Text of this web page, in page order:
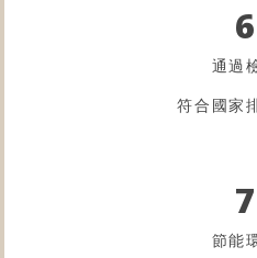
6
通過
符合國家
7
節能